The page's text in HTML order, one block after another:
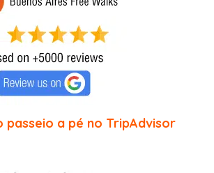
passeio a pé no TripAdvisor